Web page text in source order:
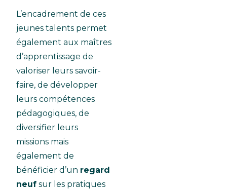
L’encadrement de ces
jeunes talents permet
également aux maîtres
d’apprentissage de
valoriser leurs savoir-
faire, de développer
leurs compétences
pédagogiques, de
diversifier leurs
missions mais
également de
bénéficier d’un regard
neuf sur les pratiques